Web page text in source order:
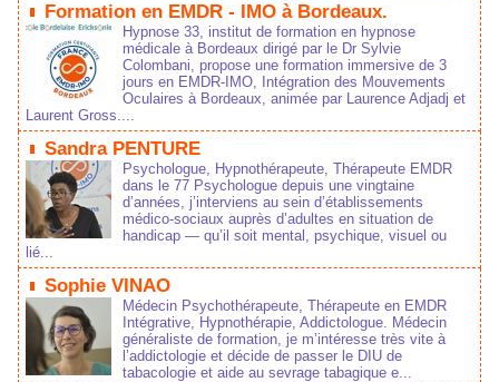
Formation en EMDR - IMO à Bordeaux.
Hypnose 33, institut de formation en hypnose
médicale à Bordeaux dirigé par le Dr Sylvie
Colombani, propose une formation immersive de 3
jours en EMDR-IMO, Intégration des Mouvements
Oculaires à Bordeaux, animée par Laurence Adjadj et
Laurent Gross....
Sandra PENTURE
Psychologue, Hypnothérapeute, Thérapeute EMDR
dans le 77 Psychologue depuis une vingtaine
d’années, j’interviens au sein d’établissements
médico‑sociaux auprès d’adultes en situation de
handicap — qu’il soit mental, psychique, visuel ou
lié...
Sophie VINAO
Médecin Psychothérapeute, Thérapeute en EMDR
Intégrative, Hypnothérapie, Addictologue. Médecin
généraliste de formation, je m’intéresse très vite à
l’addictologie et décide de passer le DIU de
tabacologie et aide au sevrage tabagique e...